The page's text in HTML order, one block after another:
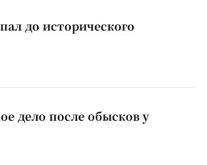
до исторического
дело после обысков у